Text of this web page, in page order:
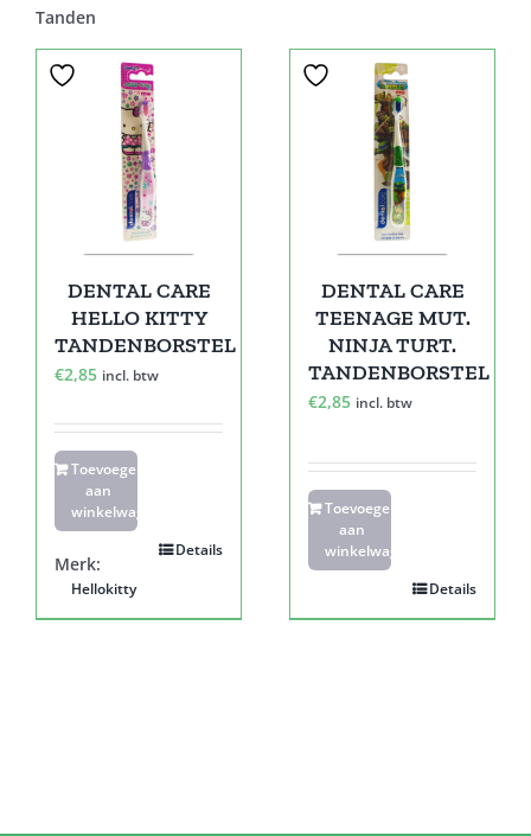
Tanden
DENTAL CARE
HELLO KITTY
TANDENBORSTEL
€2,85 incl. btw
Toevoegen
aan
winkelwagen
Details
Merk:
Hellokitty
DENTAL CARE
TEENAGE MUT.
NINJA TURT.
TANDENBORSTEL
€2,85 incl. btw
Toevoegen
aan
winkelwagen
Details